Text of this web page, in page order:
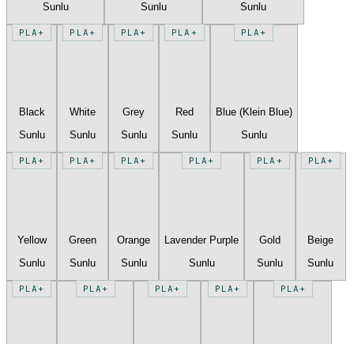
Sunlu
Sunlu
Sunlu
PLA+
Black
Sunlu
PLA+
White
Sunlu
PLA+
Grey
Sunlu
PLA+
Red
Sunlu
PLA+
Blue (Klein Blue)
Sunlu
PLA+
Yellow
Sunlu
PLA+
Green
Sunlu
PLA+
Orange
Sunlu
PLA+
Lavender Purple
Sunlu
PLA+
Gold
Sunlu
PLA+
Beige
Sunlu
PLA+ PLA+ PLA+ PLA+ PLA+